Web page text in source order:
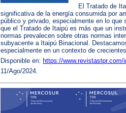
El Tratado de
significativa de la energía consumida por
público y privado, especialmente en lo
que el Tratado de Itaipú es más que un
normas prevalecen sobre otras normas
subyacente a Itaipú Binacional.
especialmente en un contexto de
Disponible en: https://
11/Ago/2024.